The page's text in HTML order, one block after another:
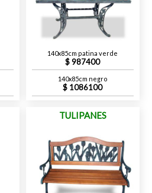
140x85cm patina verde
987400
140x85cm negro
1086100
TULIPANES